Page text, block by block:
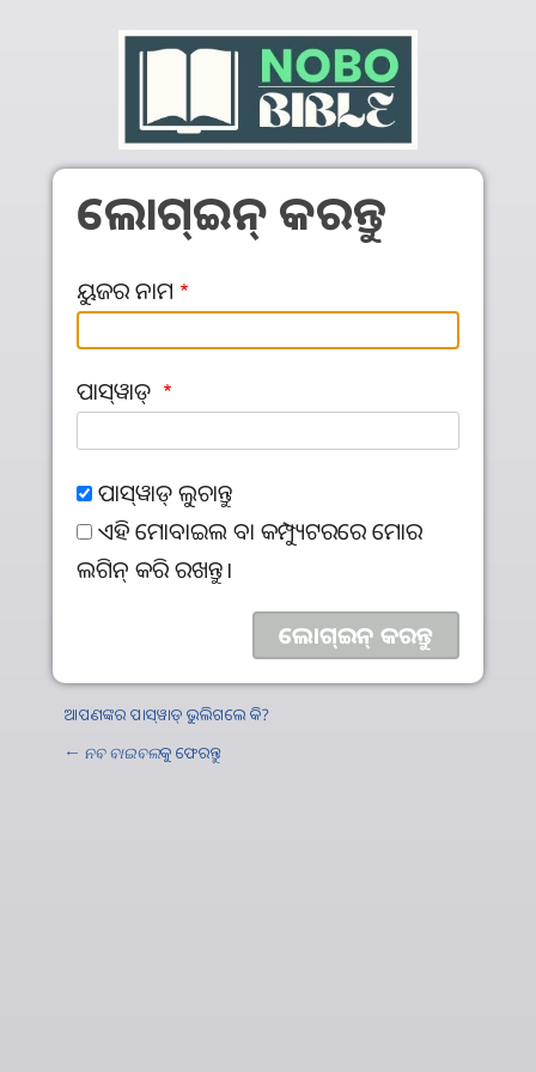
ଲୋଗ୍‍ଇନ୍‍ କରନ୍ତୁ
ୟୁଜର ନାମ
ପାସ୍‌ୱାଡ୍‌
ପାସ୍‌ୱାଡ୍‌ ଲୁଚାନ୍ତୁ
ଏହି ମୋବାଇଲ ବା କମ୍ପ୍ୟୁଟରରେ ମୋର
ଲଗିନ୍‌ କରି ରଖନ୍ତୁ।
ଆପଣଙ୍କର ପାସ୍‌ୱାଡ୍‌ ଭୁଲିଗଲେ କି?
← ନବ ବାଇବଲକୁ ଫେରନ୍ତୁ